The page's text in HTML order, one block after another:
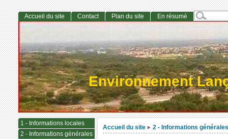
Environnement
Accueil du site > 2 - Informations générales
Accueil du site Contact Plan du site En résumé
1 - Informations locales
2 - Informations générales